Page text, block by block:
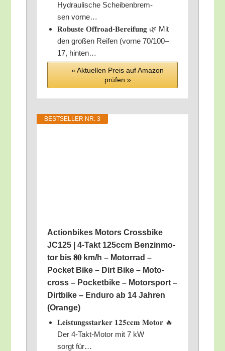
Hydrau­li­sche Schei­ben­brem­
sen vorne…
𝐑𝐨𝐛𝐮𝐬𝐭𝐞 𝐎𝐟𝐟𝐫𝐨𝐚𝐝-𝐁𝐞𝐫𝐞𝐢𝐟𝐮𝐧𝐠 🌿 Mit
den gro­ßen Rei­fen (vor­ne 70/100–
17, hinten…
» Aktu­el­len Preis auf Ama­zon
prü­fen »
BEST­SEL­LER NR. 3
Action­bikes Motors Cross­bike
JC125 | 4‑Takt 125ccm Ben­zin­mo­
tor bis 𝟖𝟎 km/​h – Motor­rad –
Pocket Bike – Dirt Bike – Moto­
cross – Pocket­bike – Motor­sport –
Dirt­bike – Endu­ro ab 14 Jah­ren
(Oran­ge)
𝐋𝐞𝐢𝐬𝐭𝐮𝐧𝐠𝐬𝐬𝐭𝐚𝐫𝐤𝐞𝐫 𝟏𝟐𝟓𝐜𝐜𝐦 𝐌𝐨𝐭𝐨𝐫 🔥
Der 4‑Takt-Motor mit 7 kW
sorgt für…